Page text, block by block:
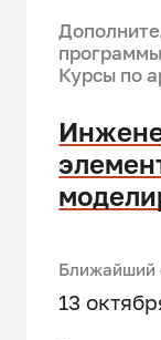
программы
Курсы по
Ближайший
13